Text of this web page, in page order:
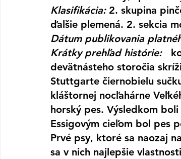
Klasifikácia: 2. skupina
ďalšie plemená. 2. sekcia
Dátum publikovania
Krátky prehľad histórie:
devätnásteho storočia
Stuttgarte čiernobielu
kláštornej nocľahárne
horský pes. Výsledkom
Essigovým cieľom bol pes
Prvé psy, ktoré sa naozaj
sa v nich najlepšie